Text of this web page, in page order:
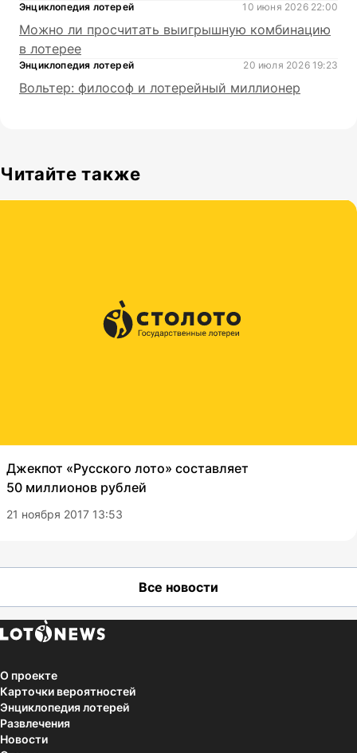
Энциклопедия лотерей 10 июня 2026 22:00
Можно ли просчитать выигрышную комбинацию
в лотерее
Энциклопедия лотерей 20 июля 2026 19:23
Вольтер: философ и лотерейный миллионер
Читайте также
Джекпот «Русского лото» составляет
50 миллионов рублей
21 ноября 2017 13:53
Все новости
О проекте
Карточки вероятностей
Энциклопедия лотерей
Развлечения
Новости